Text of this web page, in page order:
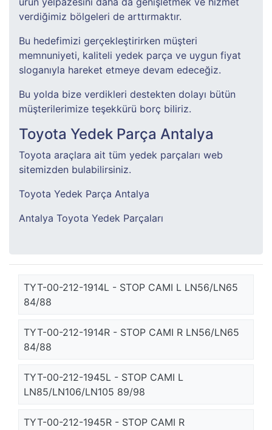
verdiğimiz bölgeleri de arttırmaktır.
Bu hedefimizi gerçekleştirirken müşteri
memnuniyeti, kaliteli yedek parça ve uygun fiyat
sloganıyla hareket etmeye devam edeceğiz.
Bu yolda bize verdikleri destekten dolayı bütün
müşterilerimize teşekkürü borç biliriz.
Toyota Yedek Parça Antalya
Toyota araçlara ait tüm yedek parçaları web
sitemizden bulabilirsiniz.
Toyota Yedek Parça Antalya
Antalya Toyota Yedek Parçaları
TYT-00-212-1914L - STOP CAMI L LN56/LN65
84/88
TYT-00-212-1914R - STOP CAMI R LN56/LN65
84/88
TYT-00-212-1945L - STOP CAMI L
LN85/LN106/LN105 89/98
TYT-00-212-1945R - STOP CAMI R